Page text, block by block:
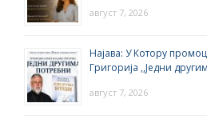
август 7, 2026
Најава: У Котору
Григорија ,,Једни
август 7, 2026